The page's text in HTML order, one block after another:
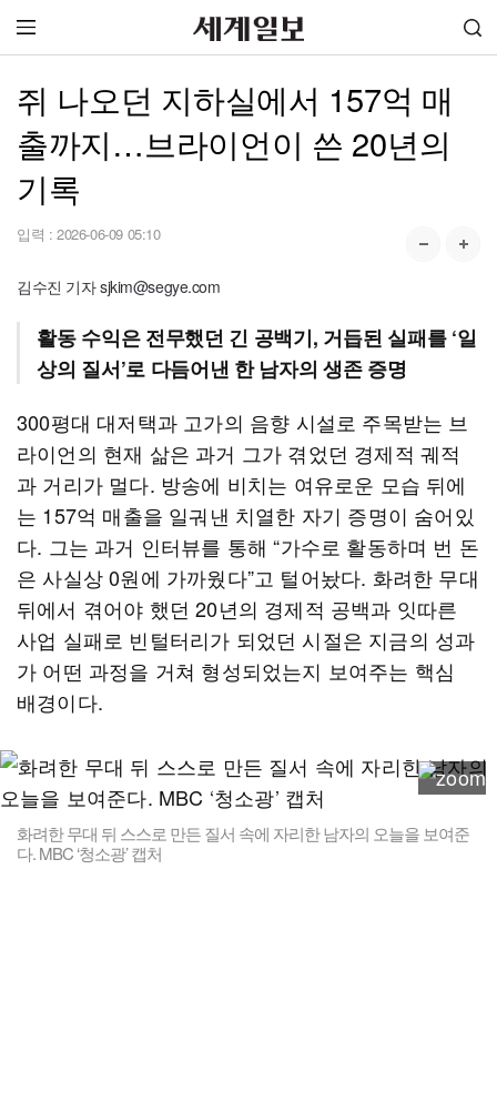
쥐 나오던 지하실에서 157억 매
출까지…브라이언이 쓴 20년의
기록
입력 : 2026-06-09 05:10
김수진 기자 sjkim@segye.com
활동 수익은 전무했던 긴 공백기, 거듭된 실패를 ‘일
상의 질서’로 다듬어낸 한 남자의 생존 증명
300평대 대저택과 고가의 음향 시설로 주목받는 브
라이언의 현재 삶은 과거 그가 겪었던 경제적 궤적
과 거리가 멀다. 방송에 비치는 여유로운 모습 뒤에
는 157억 매출을 일궈낸 치열한 자기 증명이 숨어있
다. 그는 과거 인터뷰를 통해 “가수로 활동하며 번 돈
은 사실상 0원에 가까웠다”고 털어놨다. 화려한 무대
뒤에서 겪어야 했던 20년의 경제적 공백과 잇따른
사업 실패로 빈털터리가 되었던 시절은 지금의 성과
가 어떤 과정을 거쳐 형성되었는지 보여주는 핵심
배경이다.
화려한 무대 뒤 스스로 만든 질서 속에 자리한 남자의 오늘을 보여준
다. MBC ‘청소광’ 캡처